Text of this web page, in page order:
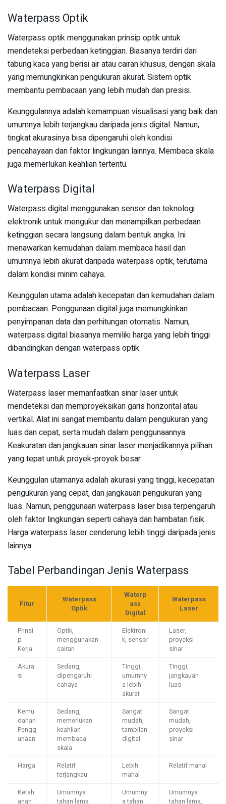
Waterpass Optik
Waterpass optik menggunakan prinsip optik untuk
mendeteksi perbedaan ketinggian. Biasanya terdiri dari
tabung kaca yang berisi air atau cairan khusus, dengan skala
yang memungkinkan pengukuran akurat. Sistem optik
membantu pembacaan yang lebih mudah dan presisi.
Keunggulannya adalah kemampuan visualisasi yang baik dan
umumnya lebih terjangkau daripada jenis digital. Namun,
tingkat akurasinya bisa dipengaruhi oleh kondisi
pencahayaan dan faktor lingkungan lainnya. Membaca skala
juga memerlukan keahlian tertentu.
Waterpass Digital
Waterpass digital menggunakan sensor dan teknologi
elektronik untuk mengukur dan menampilkan perbedaan
ketinggian secara langsung dalam bentuk angka. Ini
menawarkan kemudahan dalam membaca hasil dan
umumnya lebih akurat daripada waterpass optik, terutama
dalam kondisi minim cahaya.
Keunggulan utama adalah kecepatan dan kemudahan dalam
pembacaan. Penggunaan digital juga memungkinkan
penyimpanan data dan perhitungan otomatis. Namun,
waterpass digital biasanya memiliki harga yang lebih tinggi
dibandingkan dengan waterpass optik.
Waterpass Laser
Waterpass laser memanfaatkan sinar laser untuk
mendeteksi dan memproyeksikan garis horizontal atau
vertikal. Alat ini sangat membantu dalam pengukuran yang
luas dan cepat, serta mudah dalam penggunaannya.
Keakuratan dan jangkauan sinar laser menjadikannya pilihan
yang tepat untuk proyek-proyek besar.
Keunggulan utamanya adalah akurasi yang tinggi, kecepatan
pengukuran yang cepat, dan jangkauan pengukuran yang
luas. Namun, penggunaan waterpass laser bisa terpengaruh
oleh faktor lingkungan seperti cahaya dan hambatan fisik.
Harga waterpass laser cenderung lebih tinggi daripada jenis
lainnya.
Tabel Perbandingan Jenis Waterpass
Fitur
Waterpass
Optik
Waterp
ass
Digital
Waterpass
Laser
Prinsi
p
Kerja
Optik,
menggunakan
cairan
Elektroni
k, sensor
Laser,
proyeksi
sinar
Akura
si
Sedang,
dipengaruhi
cahaya
Tinggi,
umumny
a lebih
akurat
Tinggi,
jangkauan
luas
Kemu
dahan
Pengg
unaan
Sedang,
memerlukan
keahlian
membaca
skala
Sangat
mudah,
tampilan
digital
Sangat
mudah,
proyeksi
sinar
Harga
Relatif
terjangkau
Lebih
mahal
Relatif mahal
Ketah
anan
Umumnya
tahan lama
Umumny
a tahan
Umumnya
tahan lama,